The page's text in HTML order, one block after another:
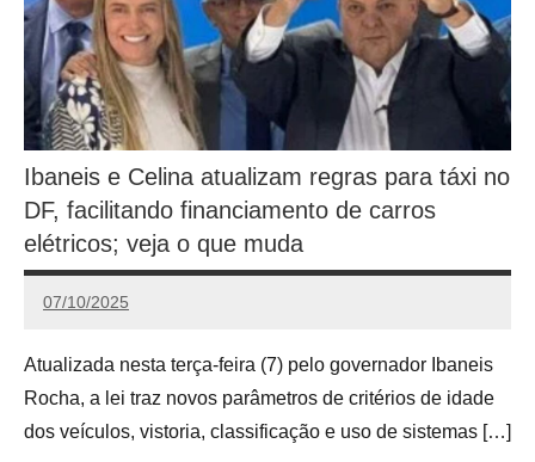
Ibaneis e Celina atualizam regras para táxi no
DF, facilitando financiamento de carros
elétricos; veja o que muda
07/10/2025
Calango
Atualizada nesta terça-feira (7) pelo governador Ibaneis
Rocha, a lei traz novos parâmetros de critérios de idade
dos veículos, vistoria, classificação e uso de sistemas […]